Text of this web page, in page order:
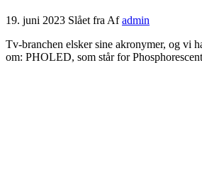
19. juni 2023 Slået fra Af admin
Tv-branchen elsker sine akronymer, og vi
om: PHOLED, som står for